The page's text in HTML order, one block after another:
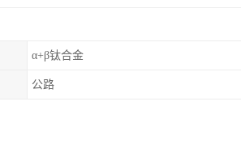
α+β钛合金
公路